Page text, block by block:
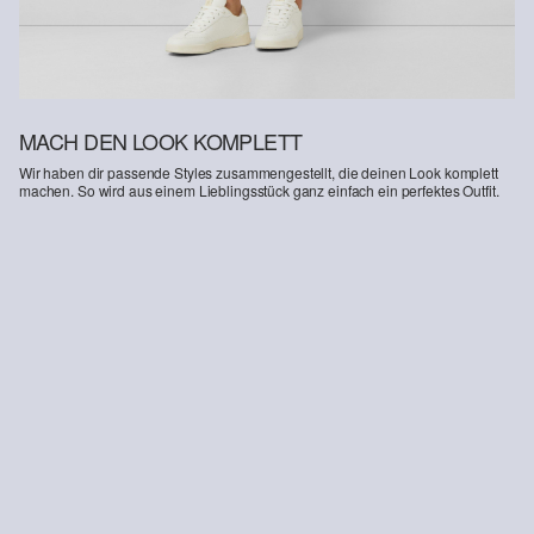
MACH DEN LOOK KOMPLETT
Wir haben dir passende Styles zusammengestellt, die deinen Look komplett
machen. So wird aus einem Lieblingsstück ganz einfach ein perfektes Outfit.